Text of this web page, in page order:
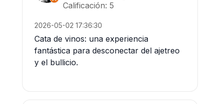
Calificación: 5
2026-05-02 17:36:30
Cata de vinos: una experiencia
fantástica para desconectar del ajetreo
y el bullicio.